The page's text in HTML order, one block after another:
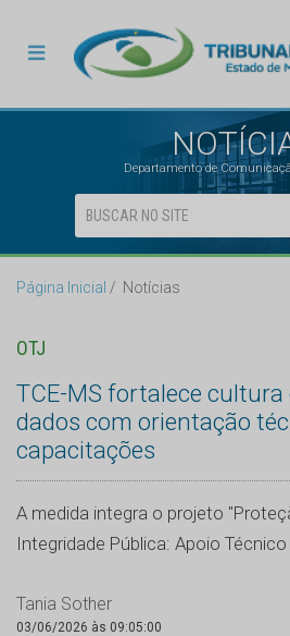
Departamento de
Página Inicial Notícias
OTJ
TCE-MS fortalece cultura
dados com orientação
capacitações
A medida integra o projeto
Integridade Pública: Apoio
Tania Sother
03/06/2026 às 09:05:00